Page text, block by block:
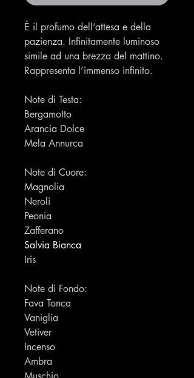
È il profumo dell’attesa e della
pazienza. Infinitamente luminoso
simile ad una brezza del mattino.
Rappresenta l’immenso infinito.
Note di Testa:
Bergamotto
Arancia Dolce
Mela Annurca
Note di Cuore:
Magnolia
Neroli
Peonia
Zafferano
Salvia Bianca
Iris
Note di Fondo:
Fava Tonca
Vaniglia
Vetiver
Incenso
Ambra